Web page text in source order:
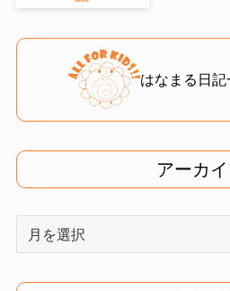
はなまる日
アーカ